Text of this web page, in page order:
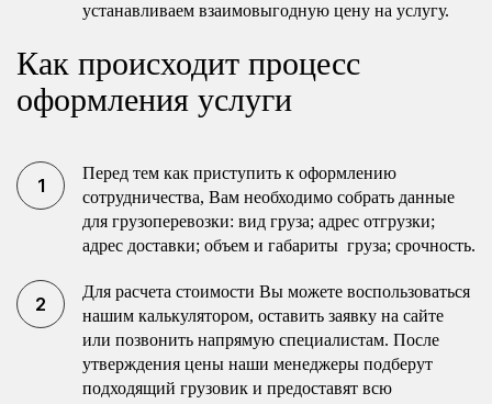
устанавливаем взаимовыгодную цену на услугу.
Как происходит процесс
оформления услуги
Перед тем как приступить к оформлению
сотрудничества, Вам необходимо собрать данные
для грузоперевозки: вид груза; адрес отгрузки;
адрес доставки; объем и габариты груза; срочность.
Для расчета стоимости Вы можете воспользоваться
нашим калькулятором, оставить заявку на сайте
или позвонить напрямую специалистам. После
утверждения цены наши менеджеры подберут
подходящий грузовик и предоставят всю